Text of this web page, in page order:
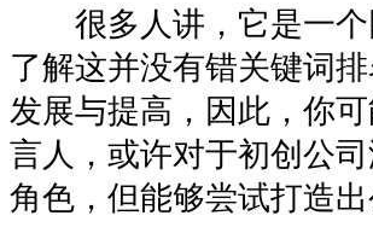
很多人讲，它是一个
了解这并没有错关键词
发展与提高，因此，你
言人，或许对于初创公
角色，但能够尝试打造